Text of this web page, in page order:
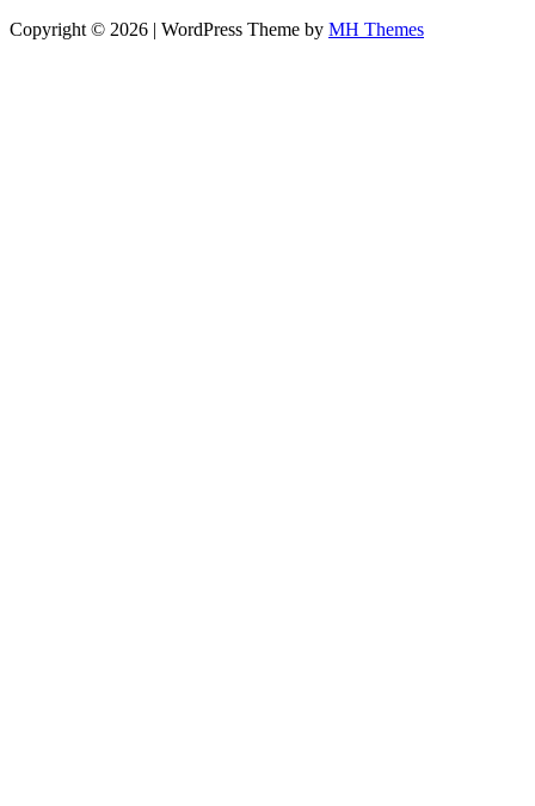
Copyright © 2026 | WordPress Theme by MH Themes